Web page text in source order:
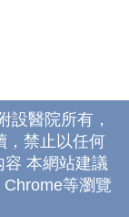
設醫院所有，
，禁止以任何
本網站建議
等瀏覽